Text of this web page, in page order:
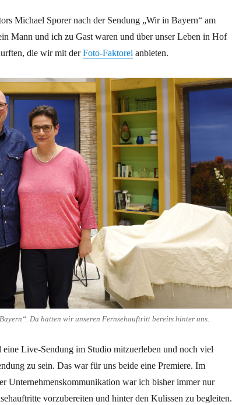
Michael Sporer nach der Sendung „Wir in Bayern“ am
Mann und ich zu Gast waren und über unser Leben in Hof
die wir mit derFoto-Faktorei anbieten.
Da hatten wir unseren Fernsehauftritt bereits hinter uns.
eine Live-Sendung im Studio mitzuerleben und noch viel
zu sein. Das war für uns beide eine Premiere. Im
Unternehmenskommunikation war ich bisher immer nur
vorzubereiten und hinter den Kulissen zu begleiten.